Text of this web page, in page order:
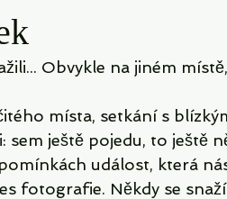
Obvykle na jiném
místa, setkání s
sem ještě pojedu, to ještě
událost, která
fotografie. Někdy se